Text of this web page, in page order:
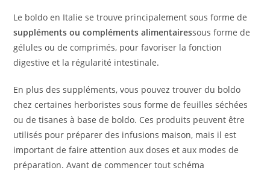
Le boldo en Italie se trouve principalement sous forme de
suppléments ou compléments alimentairessous forme de
gélules ou de comprimés, pour favoriser la fonction
digestive et la régularité intestinale.
En plus des suppléments, vous pouvez trouver du boldo
chez certaines herboristes sous forme de feuilles séchées
ou de tisanes à base de boldo. Ces produits peuvent être
utilisés pour préparer des infusions maison, mais il est
important de faire attention aux doses et aux modes de
préparation. Avant de commencer tout schéma